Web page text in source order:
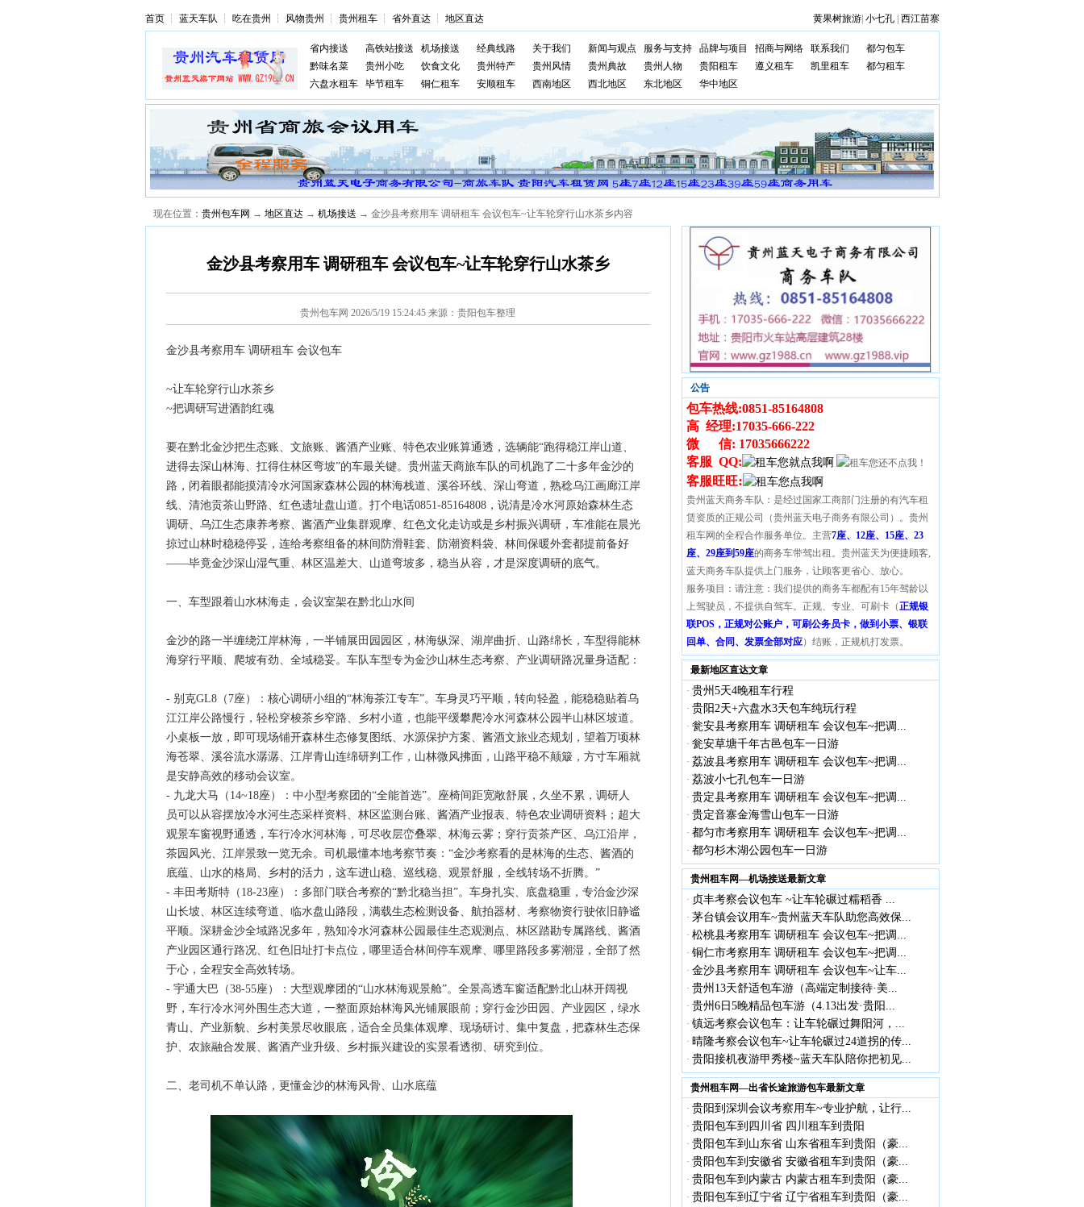
首页┆ 蓝天车队 ┆ 吃在贵州 ┆ 风物贵州 ┆ 贵州租车┆ 省外直达┆ 地区直达 黄果树旅游| 小七孔| 西江苗寨
省内接送 高铁站接送 机场接送 经典线路 关于我们 新闻与观点 服务与支持 品牌与项目 招商与网络 联系我们
都匀包车
黔味名菜
贵州小吃 饮食文化 贵州特产 贵州风情 贵州典故 贵州人物 贵阳租车 遵义租车 凯里租车
都匀租车
六盘水租车
毕节租车 铜仁租车 安顺租车 西南地区 西北地区 东北地区 华中地区
现在位置： 贵州包车网 → 地区直达→ 机场接送 → 金沙县考察用车 调研租车 会议包车~让车轮穿行山水茶乡内容
金沙县考察用车 调研租车 会议包车~让车轮穿行山水茶乡
贵州包车网 2026/5/19 15:24:45 来源：贵阳包车整理
金沙县考察用车 调研租车 会议包车
~让车轮穿行山水茶乡
~把调研写进酒韵红魂
要在黔北金沙把生态账、文旅账、酱酒产业账、特色农业账算通透，选辆能“跑得稳江岸山道、
进得去深山林海、扛得住林区弯坡”的车最关键。贵州蓝天商旅车队的司机跑了二十多年金沙的
路，闭着眼都能摸清冷水河国家森林公园的林海栈道、溪谷环线、深山弯道，熟稔乌江画廊江岸
线、清池贡茶山野路、红色遗址盘山道。打个电话0851-85164808，说清是冷水河原始森林生态
调研、乌江生态康养考察、酱酒产业集群观摩、红色文化走访或是乡村振兴调研，车准能在晨光
掠过山林时稳稳停妥，连给考察组备的林间防滑鞋套、防潮资料袋、林间保暖外套都提前备好
——毕竟金沙深山湿气重、林区温差大、山道弯坡多，稳当从容，才是深度调研的底气。
一、车型跟着山水林海走，会议室架在黔北山水间
金沙的路一半缠绕江岸林海，一半铺展田园园区，林海纵深、湖岸曲折、山路绵长，车型得能林
海穿行平顺、爬坡有劲、全域稳妥。车队车型专为金沙山林生态考察、产业调研路况量身适配：
- 别克GL8（7座）：核心调研小组的“林海茶江专车”。车身灵巧平顺，转向轻盈，能稳稳贴着乌
江江岸公路慢行，轻松穿梭茶乡窄路、乡村小道，也能平缓攀爬冷水河森林公园半山林区坡道。
小桌板一放，即可现场铺开森林生态修复图纸、水源保护方案、酱酒文旅业态规划，望着万顷林
海苍翠、溪谷流水潺潺、江岸青山连绵研判工作，山林微风拂面，山路平稳不颠簸，方寸车厢就
是安静高效的移动会议室。
- 九龙大马（14~18座）：中小型考察团的“全能首选”。座椅间距宽敞舒展，久坐不累，调研人
员可以从容摆放冷水河生态采样资料、林区监测台账、酱酒产业报表、特色农业调研资料；超大
观景车窗视野通透，车行冷水河林海，可尽收层峦叠翠、林海云雾；穿行贡茶产区、乌江沿岸，
茶园风光、江岸景致一览无余。司机最懂本地考察节奏：“金沙考察看的是林海的生态、酱酒的
底蕴、山水的格局、乡村的活力，这车进山稳、巡线稳、观景舒服，全线转场不折腾。”
- 丰田考斯特（18-23座）：多部门联合考察的“黔北稳当担”。车身扎实、底盘稳重，专治金沙深
山长坡、林区连续弯道、临水盘山路段，满载生态检测设备、航拍器材、考察物资行驶依旧静谧
平顺。深耕金沙全域路况多年，熟知冷水河森林公园最佳生态观测点、林区踏勘专属路线、酱酒
产业园区通行路况、红色旧址打卡点位，哪里适合林间停车观摩、哪里路段多雾潮湿，全部了然
于心，全程安全高效转场。
- 宇通大巴（38-55座）：大型观摩团的“山水林海观景舱”。全景高透车窗适配黔北山林开阔视
野，车行冷水河外围生态大道，一整面原始林海风光铺展眼前；穿行金沙田园、产业园区，绿水
青山、产业新貌、乡村美景尽收眼底，适合全员集体观摩、现场研讨、集中复盘，把森林生态保
护、农旅融合发展、酱酒产业升级、乡村振兴建设的实景看透彻、研究到位。
二、老司机不单认路，更懂金沙的林海风骨、山水底蕴
公告
包车热线:0851-85164808
高 经理:17035-666-222
微 信: 17035666222
客服 QQ:
客服旺旺:
贵州蓝天商务车队：是经过国家工商部门注册的有汽车租
赁资质的正规公司（贵州蓝天电子商务有限公司）。贵州
租车网的全程合作服务单位。主营7座、12座、15座、23
座、29座到59座的商务车带驾出租。贵州蓝天为便捷顾客,
蓝天商务车队提供上门服务，让顾客更省心、放心。
服务项目：请注意：我们提供的商务车都配有15年驾龄以
上驾驶员，不提供自驾车。正规、专业、可刷卡（正规银
联POS，正规对公账户，可刷公务员卡，做到小票、银联
回单、合同、发票全部对应）结账，正规机打发票。
最新地区直达文章
· 贵州5天4晚租车行程
· 贵阳2天+六盘水3天包车纯玩行程
· 瓮安县考察用车 调研租车 会议包车~把调...
· 瓮安草塘千年古邑包车一日游
· 荔波县考察用车 调研租车 会议包车~把调...
· 荔波小七孔包车一日游
· 贵定县考察用车 调研租车 会议包车~把调...
· 贵定音寨金海雪山包车一日游
· 都匀市考察用车 调研租车 会议包车~把调...
· 都匀杉木湖公园包车一日游
贵州租车网—机场接送最新文章
· 贞丰考察会议包车 ~让车轮碾过糯稻香 ...
· 茅台镇会议用车~贵州蓝天车队助您高效保...
· 松桃县考察用车 调研租车 会议包车~把调...
· 铜仁市考察用车 调研租车 会议包车~把调...
· 金沙县考察用车 调研租车 会议包车~让车...
· 贵州13天舒适包车游（高端定制接待·美...
· 贵州6日5晚精品包车游（4.13出发·贵阳...
· 镇远考察会议包车：让车轮碾过舞阳河，...
· 晴隆考察会议包车~让车轮碾过24道拐的传...
· 贵阳接机夜游甲秀楼~蓝天车队陪你把初见...
贵州租车网—出省长途旅游包车最新文章
· 贵阳到深圳会议考察用车~专业护航，让行...
· 贵阳包车到四川省 四川租车到贵阳
· 贵阳包车到山东省 山东省租车到贵阳（豪...
· 贵阳包车到安徽省 安徽省租车到贵阳（豪...
· 贵阳包车到内蒙古 内蒙古租车到贵阳（豪...
· 贵阳包车到辽宁省 辽宁省租车到贵阳（豪...